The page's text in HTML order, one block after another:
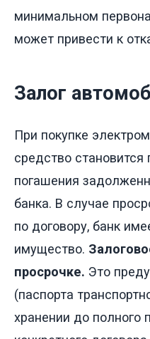
минимальном
может привести к
Залог
При покупке
средство
погашения
банка. В случае
по договору, банк
имущество.
просрочке. Это
(паспорта
хранении до полного